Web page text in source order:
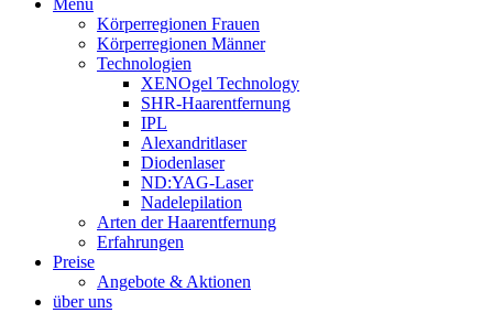
Menü
Körperregionen Frauen
Körperregionen Männer
Technologien
XENOgel Technology
SHR-Haarentfernung
IPL
Alexandritlaser
Diodenlaser
ND:YAG-Laser
Nadelepilation
Arten der Haarentfernung
Erfahrungen
Preise
Angebote & Aktionen
über uns